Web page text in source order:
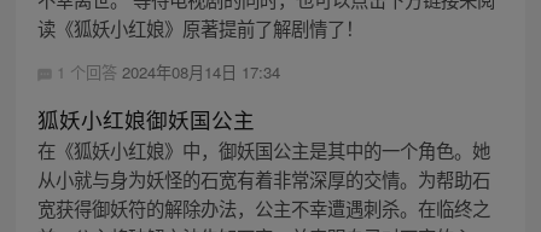
读《狐妖小红娘》原著提前了解剧情了！
1 个回答 2024年08月14日 17:34
狐妖小红娘御妖国公主
在《狐妖小红娘》中，御妖国公主是其中的一个角色。她
从小就与身为妖怪的石宽有着非常深厚的交情。为帮助石
宽获得御妖符的解除办法，公主不幸遭遇刺杀。在临终之